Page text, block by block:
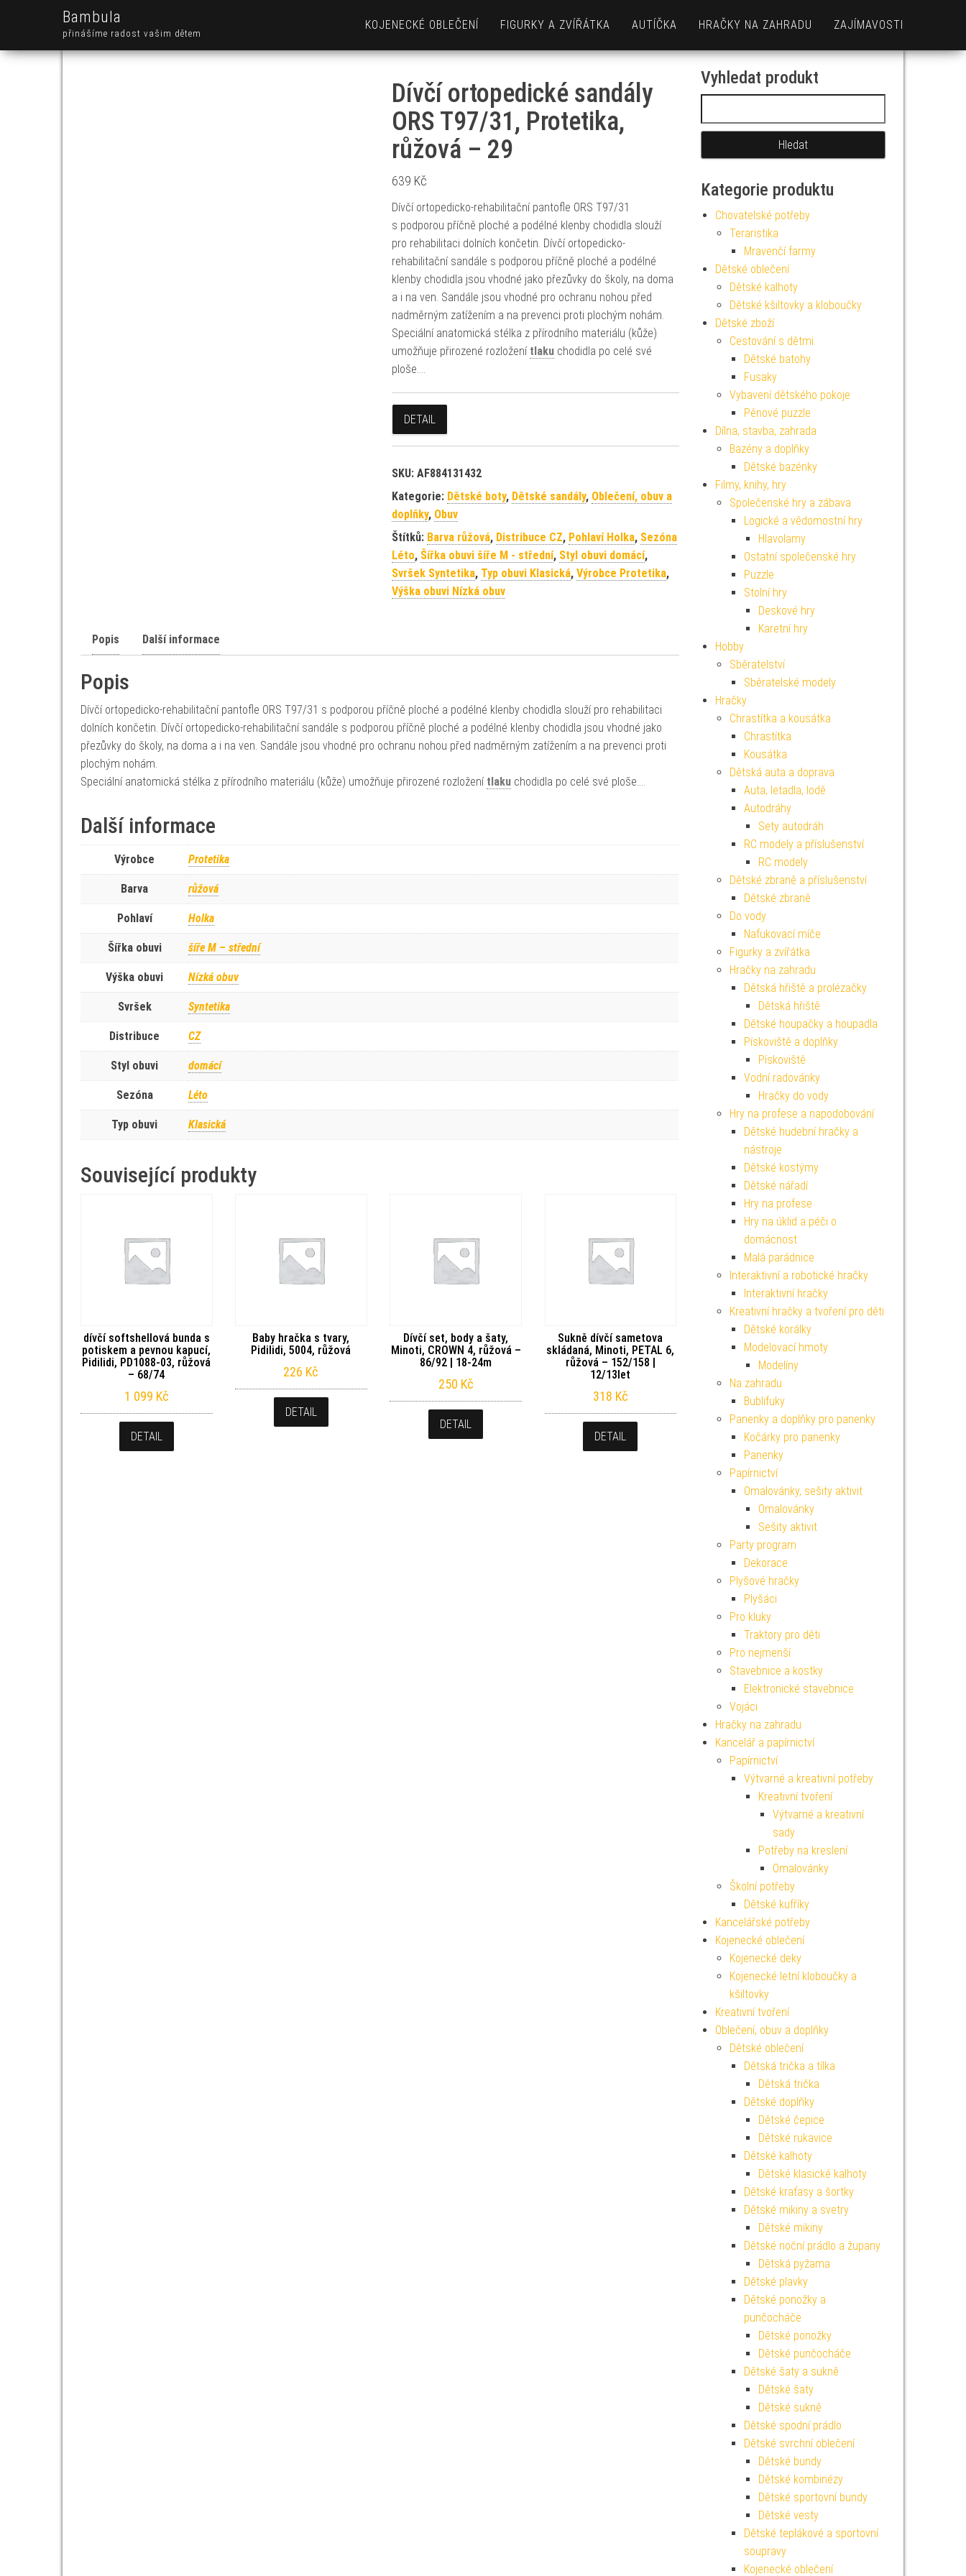
Bambula
přinášíme radost vašim dětem
KOJENECKÉ OBLEČENÍ FIGURKY A ZVÍŘÁTKA AUTÍČKA HRAČKY NA ZAHRADU ZAJÍMAVOSTI
Dívčí ortopedické sandály
ORS T97/31, Protetika,
růžová – 29
639 Kč
Dívčí ortopedicko-rehabilitační pantofle ORS T97/31
s podporou příčně ploché a podélné klenby chodidla slouží
pro rehabilitaci dolních končetin. Dívčí ortopedicko-
rehabilitační sandále s podporou příčně ploché a podélné
klenby chodidla jsou vhodné jako přezůvky do školy, na doma
a i na ven. Sandále jsou vhodné pro ochranu nohou před
nadměrným zatížením a na prevenci proti plochým nohám.
Speciální anatomická stélka z přírodního materiálu (kůže)
umožňuje přirozené rozložení tlakuchodidla po celé své
ploše.…
DETAIL
SKU: AF884131432
Kategorie: Dětské boty, Dětské sandály, Oblečení, obuv a
doplňky, Obuv
Štítků: Barva růžová, Distribuce CZ, Pohlaví Holka, Sezóna
Léto, Šířka obuvi šíře M - střední, Styl obuvi domácí,
Svršek Syntetika, Typ obuvi Klasická, Výrobce Protetika,
Výška obuvi Nízká obuv
Popis Další informace
Popis
Dívčí ortopedicko-rehabilitační pantofle ORS T97/31 s podporou příčně ploché a podélné klenby chodidla slouží pro rehabilitaci
dolních končetin. Dívčí ortopedicko-rehabilitační sandále s podporou příčně ploché a podélné klenby chodidla jsou vhodné jako
přezůvky do školy, na doma a i na ven. Sandále jsou vhodné pro ochranu nohou před nadměrným zatížením a na prevenci proti
plochým nohám.
Speciální anatomická stélka z přírodního materiálu (kůže) umožňuje přirozené rozložení tlaku chodidla po celé své ploše.…
Další informace
Výrobce Protetika
Barva růžová
Pohlaví Holka
Šířka obuvi šíře M – střední
Výška obuvi Nízká obuv
Svršek Syntetika
Distribuce CZ
Styl obuvi domácí
Sezóna Léto
Typ obuvi Klasická
Související produkty
dívčí softshellová bunda s
potiskem a pevnou kapucí,
Pidilidi, PD1088-03, růžová
– 68/74
1 099 Kč
DETAIL
Baby hračka s tvary,
Pidilidi, 5004, růžová
226 Kč
DETAIL
Dívčí set, body a šaty,
Minoti, CROWN 4, růžová –
86/92 | 18-24m
250 Kč
DETAIL
Sukně dívčí sametova
skládaná, Minoti, PETAL 6,
růžová – 152/158 |
12/13let
318 Kč
DETAIL
Vyhledat produkt
Kategorie produktu
Chovatelské potřeby
Teraristika
Mravenčí farmy
Dětské oblečení
Dětské kalhoty
Dětské kšiltovky a kloboučky
Dětské zboží
Cestování s dětmi
Dětské batohy
Fusaky
Vybavení dětského pokoje
Pěnové puzzle
Dílna, stavba, zahrada
Bazény a doplňky
Dětské bazénky
Filmy, knihy, hry
Společenské hry a zábava
Logické a vědomostní hry
Hlavolamy
Ostatní společenské hry
Puzzle
Stolní hry
Deskové hry
Karetní hry
Hobby
Sběratelství
Sběratelské modely
Hračky
Chrastítka a kousátka
Chrastítka
Kousátka
Dětská auta a doprava
Auta, letadla, lodě
Autodráhy
Sety autodráh
RC modely a příslušenství
RC modely
Dětské zbraně a příslušenství
Dětské zbraně
Do vody
Nafukovací míče
Figurky a zvířátka
Hračky na zahradu
Dětská hřiště a prolézačky
Dětská hřiště
Dětské houpačky a houpadla
Pískoviště a doplňky
Pískoviště
Vodní radovánky
Hračky do vody
Hry na profese a napodobování
Dětské hudební hračky a
nástroje
Dětské kostýmy
Dětské nářadí
Hry na profese
Hry na úklid a péči o
domácnost
Malá parádnice
Interaktivní a robotické hračky
Interaktivní hračky
Kreativní hračky a tvoření pro děti
Dětské korálky
Modelovací hmoty
Modelíny
Na zahradu
Bublifuky
Panenky a doplňky pro panenky
Kočárky pro panenky
Panenky
Papírnictví
Omalovánky, sešity aktivit
Omalovánky
Sešity aktivit
Party program
Dekorace
Plyšové hračky
Plyšáci
Pro kluky
Traktory pro děti
Pro nejmenší
Stavebnice a kostky
Elektronické stavebnice
Vojáci
Hračky na zahradu
Kancelář a papírnictví
Papírnictví
Výtvarné a kreativní potřeby
Kreativní tvoření
Výtvarné a kreativní
sady
Potřeby na kreslení
Omalovánky
Školní potřeby
Dětské kufříky
Kancelářské potřeby
Kojenecké oblečení
Kojenecké deky
Kojenecké letní kloboučky a
kšiltovky
Kreativní tvoření
Oblečení, obuv a doplňky
Dětské oblečení
Dětská trička a tílka
Dětská trička
Dětské doplňky
Dětské čepice
Dětské rukavice
Dětské kalhoty
Dětské klasické kalhoty
Dětské kraťasy a šortky
Dětské mikiny a svetry
Dětské mikiny
Dětské noční prádlo a župany
Dětská pyžama
Dětské plavky
Dětské ponožky a
punčocháče
Dětské ponožky
Dětské punčocháče
Dětské šaty a sukně
Dětské šaty
Dětské sukně
Dětské spodní prádlo
Dětské svrchní oblečení
Dětské bundy
Dětské kombinézy
Dětské sportovní bundy
Dětské vesty
Dětské teplákové a sportovní
soupravy
Kojenecké oblečení